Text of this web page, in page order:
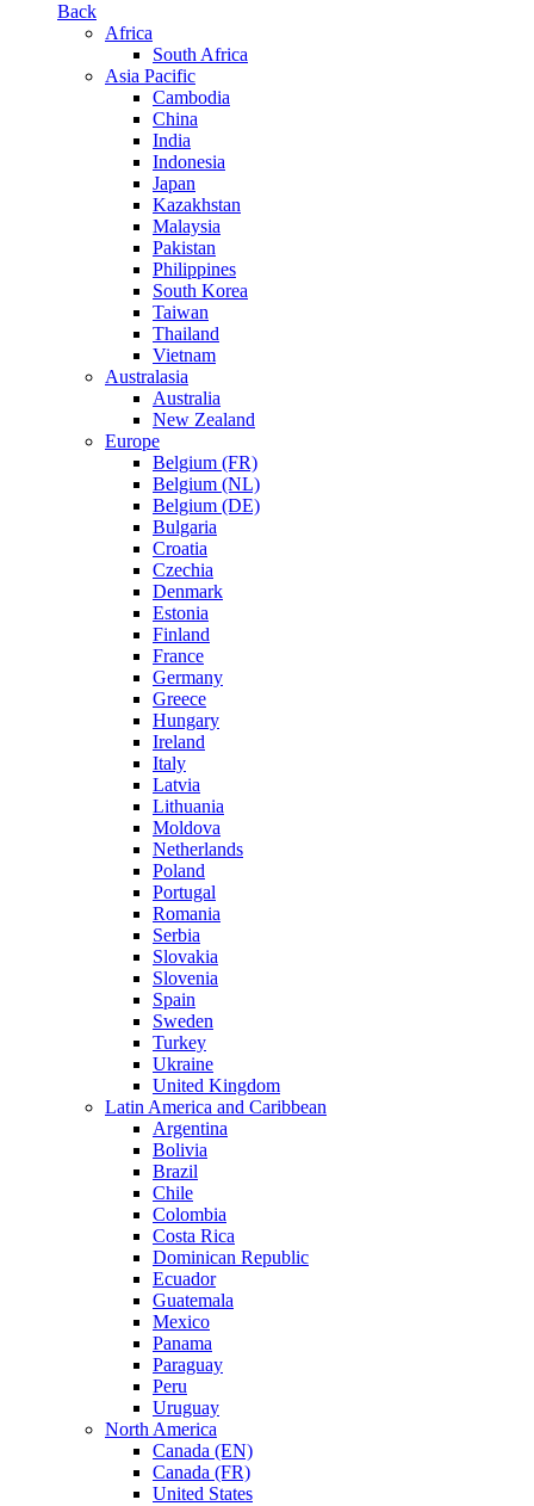
Back
Africa
South Africa
Asia Pacific
Cambodia
China
India
Indonesia
Japan
Kazakhstan
Malaysia
Pakistan
Philippines
South Korea
Taiwan
Thailand
Vietnam
Australasia
Australia
New Zealand
Europe
Belgium (FR)
Belgium (NL)
Belgium (DE)
Bulgaria
Croatia
Czechia
Denmark
Estonia
Finland
France
Germany
Greece
Hungary
Ireland
Italy
Latvia
Lithuania
Moldova
Netherlands
Poland
Portugal
Romania
Serbia
Slovakia
Slovenia
Spain
Sweden
Turkey
Ukraine
United Kingdom
Latin America and Caribbean
Argentina
Bolivia
Brazil
Chile
Colombia
Costa Rica
Dominican Republic
Ecuador
Guatemala
Mexico
Panama
Paraguay
Peru
Uruguay
North America
Canada (EN)
Canada (FR)
United States